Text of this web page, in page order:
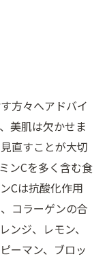
方々へアドバイ
美肌は欠かせま
直すことが大切
ンCを多く含む食
Cは抗酸化作用
コラーゲンの合
ンジ、レモン、
ーマン、ブロッ